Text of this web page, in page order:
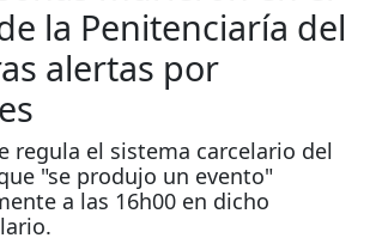
la Penitenciaría del
alertas por
regula el sistema carcelario del
"se produjo un evento"
a las 16h00 en dicho